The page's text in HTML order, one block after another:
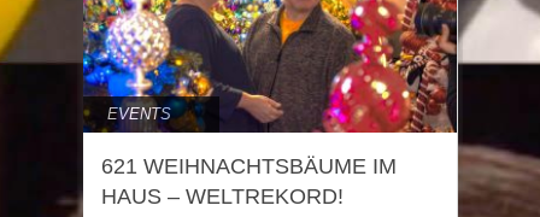
EVENTS
621 WEIHNACHTSBÄUME IM
HAUS – WELTREKORD!